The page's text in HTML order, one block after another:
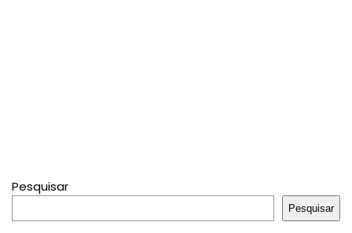
Pesquisar
Pesquisar